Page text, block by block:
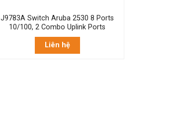
J9783A Switch Aruba 2530 8 Ports
10/100, 2 Combo Uplink Ports
Liên hệ